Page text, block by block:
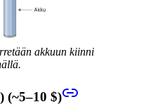
akkuun kiinni
(~5–10 $)